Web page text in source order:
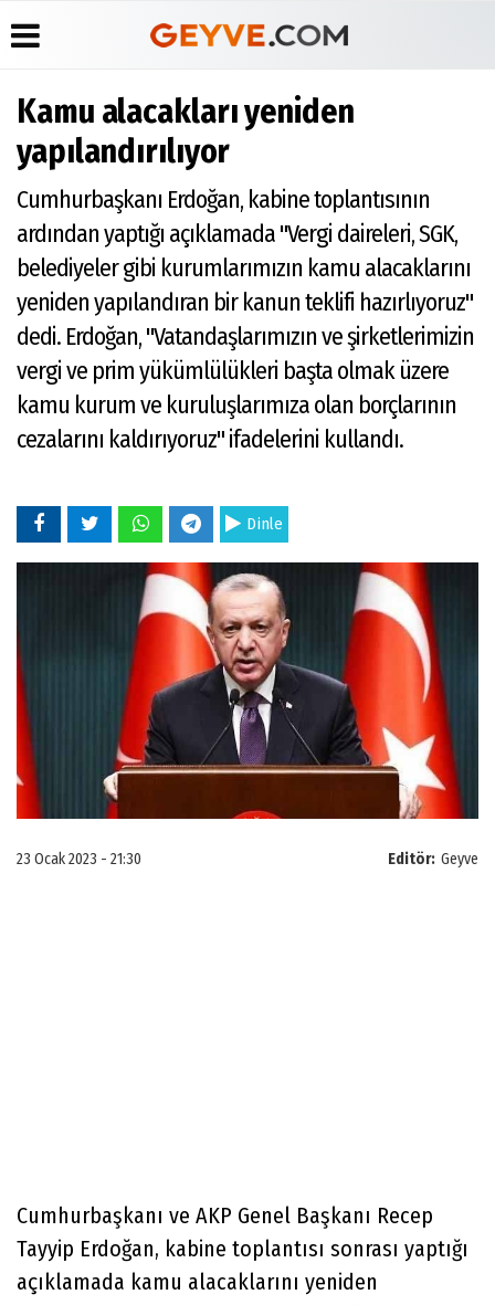
Üye Paneli
Haber
Arşivi
Haberleri
Anketler
Biyografiler
Video
Galeri
Foto
Galeri
Etkinlikler
İletişim
Kamu alacakları yeniden
yapılandırılıyor
Cumhurbaşkanı Erdoğan, kabine toplantısının
ardından yaptığı açıklamada "Vergi daireleri, SGK,
belediyeler gibi kurumlarımızın kamu alacaklarını
yeniden yapılandıran bir kanun teklifi hazırlıyoruz"
dedi. Erdoğan, "Vatandaşlarımızın ve şirketlerimizin
vergi ve prim yükümlülükleri başta olmak üzere
kamu kurum ve kuruluşlarımıza olan borçlarının
cezalarını kaldırıyoruz" ifadelerini kullandı.
Dinle
Editör: Geyve
23 Ocak 2023 - 21:30
Cumhurbaşkanı ve AKP Genel Başkanı Recep
Tayyip Erdoğan, kabine toplantısı sonrası yaptığı
açıklamada kamu alacaklarını yeniden